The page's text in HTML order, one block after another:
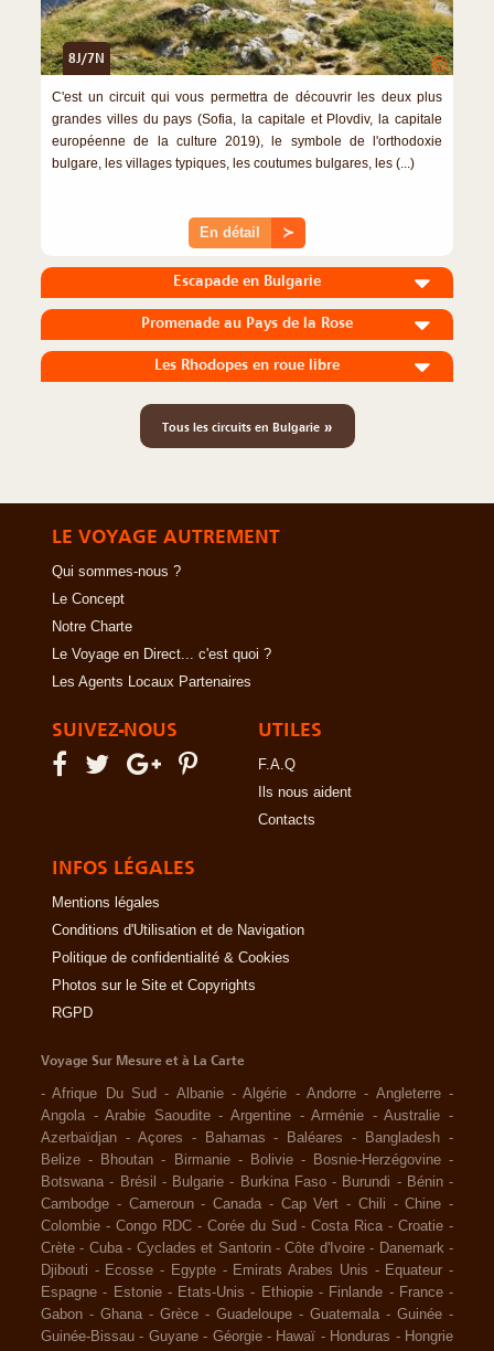
8J/7N ©
C'est un circuit qui vous permettra de découvrir les deux plus
grandes villes du pays (Sofia, la capitale et Plovdiv, la capitale
européenne de la culture 2019), le symbole de l'orthodoxie
bulgare, les villages typiques, les coutumes bulgares, les (...)
En détail ≻
Escapade en Bulgarie
Promenade au Pays de la Rose
Les Rhodopes en roue libre
Tous les circuits en Bulgarie»
LE VOYAGE AUTREMENT
Qui sommes-nous ?
Le Concept
Notre Charte
Le Voyage en Direct... c'est quoi ?
Les Agents Locaux Partenaires
SUIVEZ-NOUS UTILES
F.A.Q
Ils nous aident
Contacts
INFOS LÉGALES
Mentions légales
Conditions d'Utilisation et de Navigation
Politique de confidentialité & Cookies
Photos sur le Site et Copyrights
RGPD
Voyage Sur Mesure et à La Carte
-Afrique Du Sud - Albanie -Algérie -Andorre - Angleterre -
Angola -Arabie Saoudite -Argentine -Arménie -Australie -
Azerbaïdjan - Açores - Bahamas - Baléares - Bangladesh -
Belize - Bhoutan - Birmanie - Bolivie - Bosnie-Herzégovine -
Botswana - Brésil - Bulgarie - Burkina Faso - Burundi - Bénin -
Cambodge - Cameroun - Canada - Cap Vert - Chili -Chine -
Colombie - Congo RDC - Corée du Sud -Costa Rica -Croatie -
Crète - Cuba - Cyclades et Santorin -Côte d'Ivoire - Danemark -
Djibouti - Ecosse - Egypte - Emirats Arabes Unis - Equateur -
Espagne - Estonie - Etats-Unis - Ethiopie - Finlande - France -
Gabon - Ghana - Grèce - Guadeloupe - Guatemala - Guinée -
Guinée-Bissau - Guyane - Géorgie - Hawaï - Honduras - Hongrie